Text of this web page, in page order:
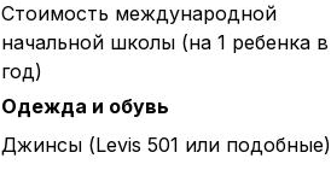
Стоимость международной
начальной школы (на 1 ребенка в
год)
Одежда и обувь
Джинсы (Levis 501 или подобные)